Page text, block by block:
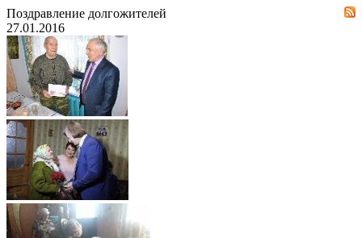
Поздравление долгожителей
27.01.2016